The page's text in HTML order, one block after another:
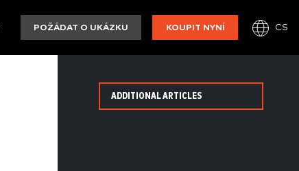
POŽÁDAT O UKÁZKU KOUPIT NYNÍ CS
ADDITIONAL ARTICLES